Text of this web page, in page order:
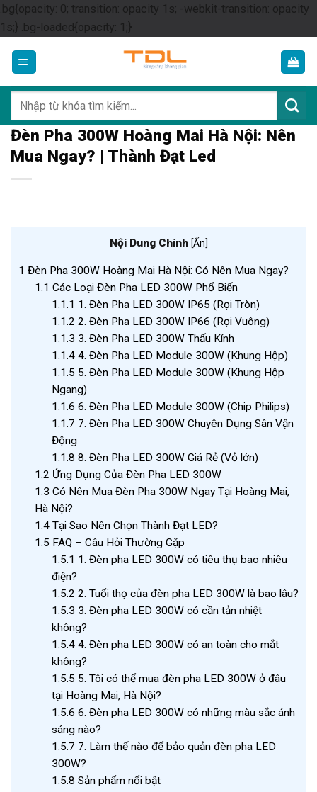
.bg{opacity: 0; transition: opacity 1s; -webkit-transition: opacity
1s;} .bg-loaded{opacity: 1;}Skip
content
kiếm:
Đèn Pha 300W Hoàng Mai Hà Nội: Nên
Mua Ngay? | Thành Đạt Led
Nội Dung Chính [Ẩn]
1 Đèn Pha 300W Hoàng Mai Hà Nội: Có Nên Mua Ngay?
1.1 Các Loại Đèn Pha LED 300W Phổ Biến
1.1.1 1. Đèn Pha LED 300W IP65 (Rọi Tròn)
1.1.2 2. Đèn Pha LED 300W IP66 (Rọi Vuông)
1.1.3 3. Đèn Pha LED 300W Thấu Kính
1.1.44. Đèn Pha LED Module 300W (Khung Hộp)
1.1.5 5. Đèn Pha LED Module 300W (Khung Hộp
Ngang)
1.1.6 6. Đèn Pha LED Module 300W (Chip Philips)
1.1.7 7. Đèn Pha LED 300W Chuyên Dụng Sân Vận
Động
1.1.8 8. Đèn Pha LED 300W Giá Rẻ (Vỏ lớn)
1.2 Ứng Dụng Của Đèn Pha LED 300W
1.3 Có Nên Mua Đèn Pha 300W Ngay Tại Hoàng Mai,
Hà Nội?
1.4 Tại Sao Nên Chọn Thành Đạt LED?
1.5 FAQ – Câu Hỏi Thường Gặp
1.5.1 1. Đèn pha LED 300W có tiêu thụ bao nhiêu
điện?
1.5.2 2. Tuổi thọ của đèn pha LED 300W là bao lâu?
1.5.3 3. Đèn pha LED 300W có cần tản nhiệt
không?
1.5.44. Đèn pha LED 300W có an toàn cho mắt
không?
1.5.5 5. Tôi có thể mua đèn pha LED 300W ở đâu
tại Hoàng Mai, Hà Nội?
1.5.6 6. Đèn pha LED 300W có những màu sắc ánh
sáng nào?
1.5.7 7. Làm thế nào để bảo quản đèn pha LED
300W?
1.5.8 Sản phẩm nổi bật